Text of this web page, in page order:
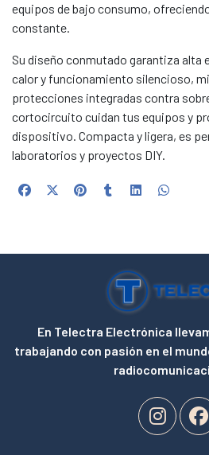
equipos de bajo consumo,
constante.
Su diseño conmutado garantiza alta
calor y funcionamiento silencioso,
protecciones integradas contra
cortocircuito cuidan tus equipos y
dispositivo. Compacta y ligera, es
laboratorios y proyectos DIY.
En Telectra Electrónica
trabajando con pasión en el